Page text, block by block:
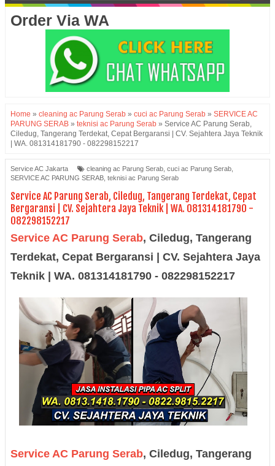
Order Via WA
Home » cleaning ac Parung Serab » cuci ac Parung Serab » SERVICE AC
PARUNG SERAB » teknisi ac Parung Serab » Service AC Parung Serab,
Ciledug, Tangerang Terdekat, Cepat Bergaransi | CV. Sejahtera Jaya Teknik
| WA. 081314181790 - 082298152217
Service AC Jakarta cleaning ac Parung Serab cuci ac Parung Serab
SERVICE AC PARUNG SERAB teknisi ac Parung Serab
Service AC Parung Serab, Ciledug, Tangerang Terdekat, Cepat
Bergaransi | CV. Sejahtera Jaya Teknik | WA. 081314181790 -
082298152217
Service AC Parung Serab, Ciledug, Tangerang
Terdekat, Cepat Bergaransi | CV. Sejahtera Jaya
Teknik | WA. 081314181790 - 082298152217
Service AC Parung Serab, Ciledug, Tangerang